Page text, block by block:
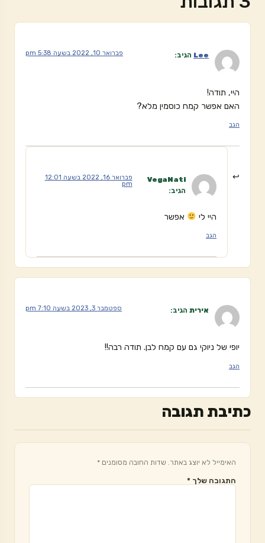
Lee הגיב: פברואר 10, 2022 בשעה 5:38 pm
היי, תודה!
האם אפשר קמח כוסמין מלא?
הגב
VegaNati
הגיב:
פברואר 16, 2022 בשעה 12:01
pm
היי לי אפשר
הגב
אירית הגיב: ספטמבר 3, 2023 בשעה 7:10 pm
יופי של ניוקי גם עם קמח לבן. תודה רבה!!
הגב
כתיבת תגובה
האימייל לא יוצג באתר. שדות החובה מסומנים *
התגובה שלך *